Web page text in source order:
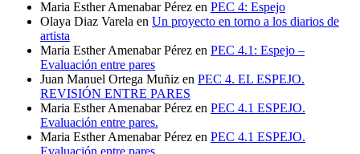
Maria Esther Amenabar Pérez en PEC 4: Espejo
Olaya Diaz Varela en Un proyecto en torno a los diarios de
artista
Maria Esther Amenabar Pérez en PEC 4.1: Espejo –
Evaluación entre pares
Juan Manuel Ortega Muñiz en PEC 4. EL ESPEJO.
REVISIÓN ENTRE PARES
Maria Esther Amenabar Pérez en PEC 4.1 ESPEJO.
Evaluación entre pares.
Maria Esther Amenabar Pérez en PEC 4.1 ESPEJO.
Evaluación entre pares.